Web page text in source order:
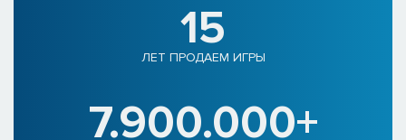
15
ЛЕТ ПРОДАЕМ ИГРЫ
7.900.000+